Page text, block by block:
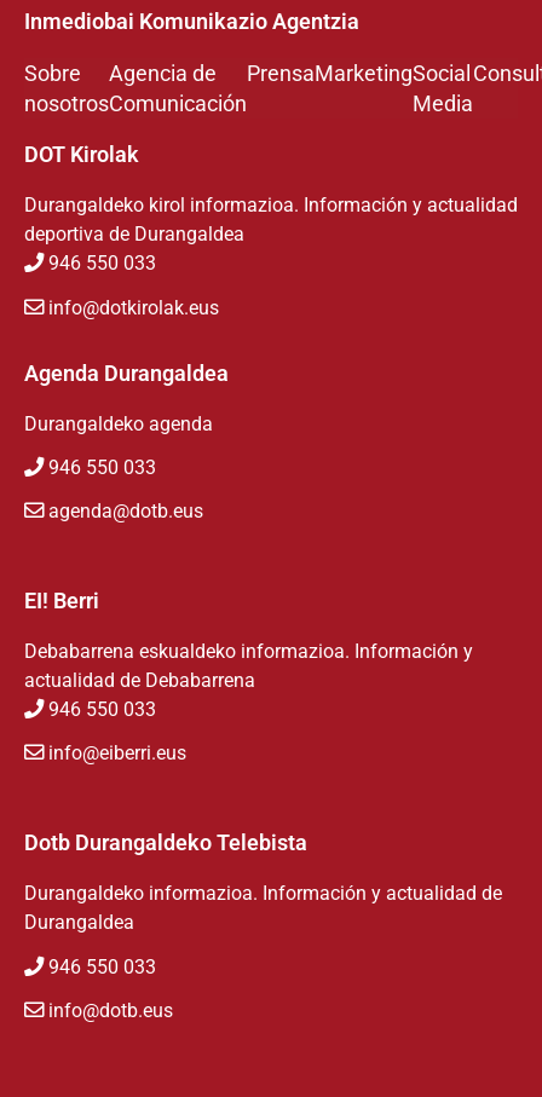
Inmediobai Komunikazio Agentzia
Sobre
nosotros
Agencia de
Comunicación
PrensaMarketingSocial
Media
DOT Kirolak
Durangaldeko kirol informazioa. Información y actualidad
deportiva de Durangaldea
946 550 033
info@dotkirolak.eus
Agenda Durangaldea
Durangaldeko agenda
946 550 033
agenda@dotb.eus
EI! Berri
Debabarrena eskualdeko informazioa. Información y
actualidad de Debabarrena
946 550 033
info@eiberri.eus
Dotb Durangaldeko Telebista
Durangaldeko informazioa. Información y actualidad de
Durangaldea
946 550 033
info@dotb.eus